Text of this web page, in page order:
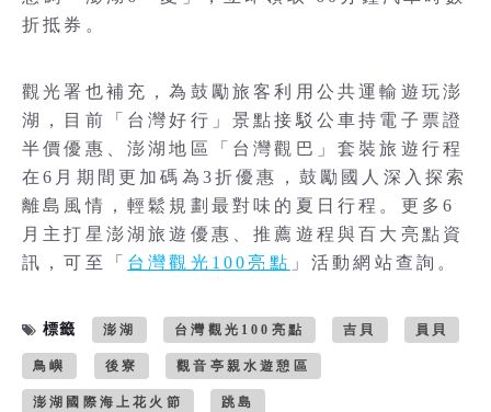
折抵券。
觀光署也補充，為鼓勵旅客利用公共運輸遊玩澎
湖，目前「台灣好行」景點接駁公車持電子票證
半價優惠、澎湖地區「台灣觀巴」套裝旅遊行程
在6月期間更加碼為3折優惠，鼓勵國人深入探索
離島風情，輕鬆規劃最對味的夏日行程。更多6
月主打星澎湖旅遊優惠、推薦遊程與百大亮點資
訊，可至「 台灣觀光100亮點 」活動網站查詢。
標籤 澎湖 台灣觀光100亮點 吉貝 員貝
鳥嶼 後寮 觀音亭親水遊憩區
澎湖國際海上花火節 跳島